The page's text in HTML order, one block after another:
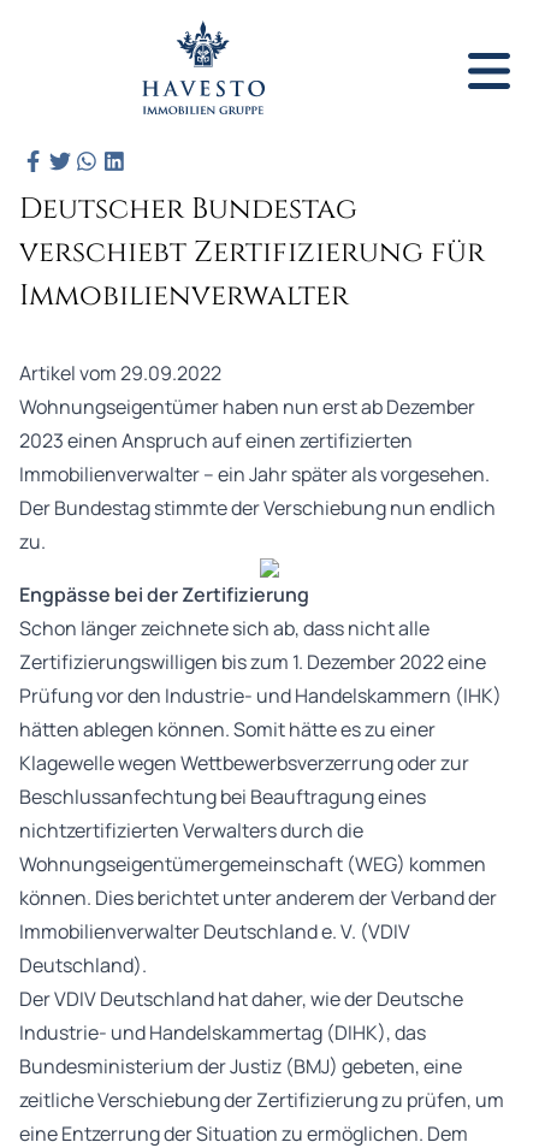
Deutscher Bundestag
verschiebt Zertifizierung für
Immobilienverwalter
Artikel vom 29.09.2022
Wohnungseigentümer haben nun erst ab Dezember
2023 einen Anspruch auf einen zertifizierten
Immobilienverwalter – ein Jahr später als vorgesehen.
Der Bundestag stimmte der Verschiebung nun endlich
zu.
Engpässe bei der Zertifizierung
Schon länger zeichnete sich ab, dass nicht alle
Zertifizierungswilligen bis zum 1. Dezember 2022 eine
Prüfung vor den Industrie- und Handelskammern (IHK)
hätten ablegen können. Somit hätte es zu einer
Klagewelle wegen Wettbewerbsverzerrung oder zur
Beschlussanfechtung bei Beauftragung eines
nichtzertifizierten Verwalters durch die
Wohnungseigentümergemeinschaft (WEG) kommen
können. Dies berichtet unter anderem der Verband der
Immobilienverwalter Deutschland e. V. (VDIV
Deutschland).
Der VDIV Deutschland hat daher, wie der Deutsche
Industrie- und Handelskammertag (DIHK), das
Bundesministerium der Justiz (BMJ) gebeten, eine
zeitliche Verschiebung der Zertifizierung zu prüfen, um
eine Entzerrung der Situation zu ermöglichen. Dem